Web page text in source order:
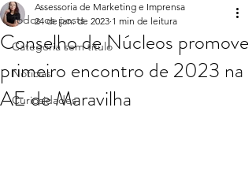
Todos os posts
Categoria sem título
Noticias
Curiosidades
Conselho de Núcleos promove
primeiro encontro de 2023 na
AE de Maravilha
Assessoria de Marketing e Imprensa
24 de jan. de 2023 1 min de leitura